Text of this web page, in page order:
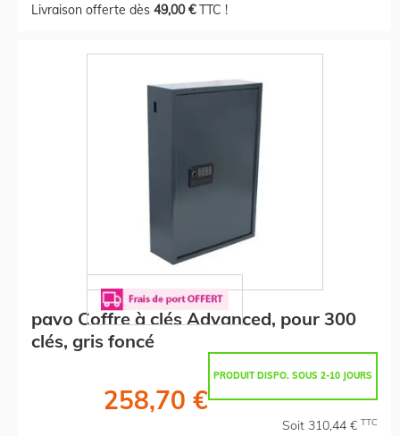
Livraison offerte dès 49,00 €TTC !
pavo Coffre à clés Advanced, pour 300
clés, gris foncé
PRODUIT DISPO. SOUS 2-10 JOURS
258,70 €
Soit 310,44 € TTC